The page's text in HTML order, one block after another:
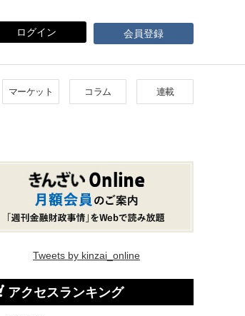
ログイン 会員登録
マーケット コラム 連載
Tweets by kinzai_online
アクセスランキング